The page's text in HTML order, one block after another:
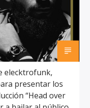
elecktrofunk,
presentar los
“Head over